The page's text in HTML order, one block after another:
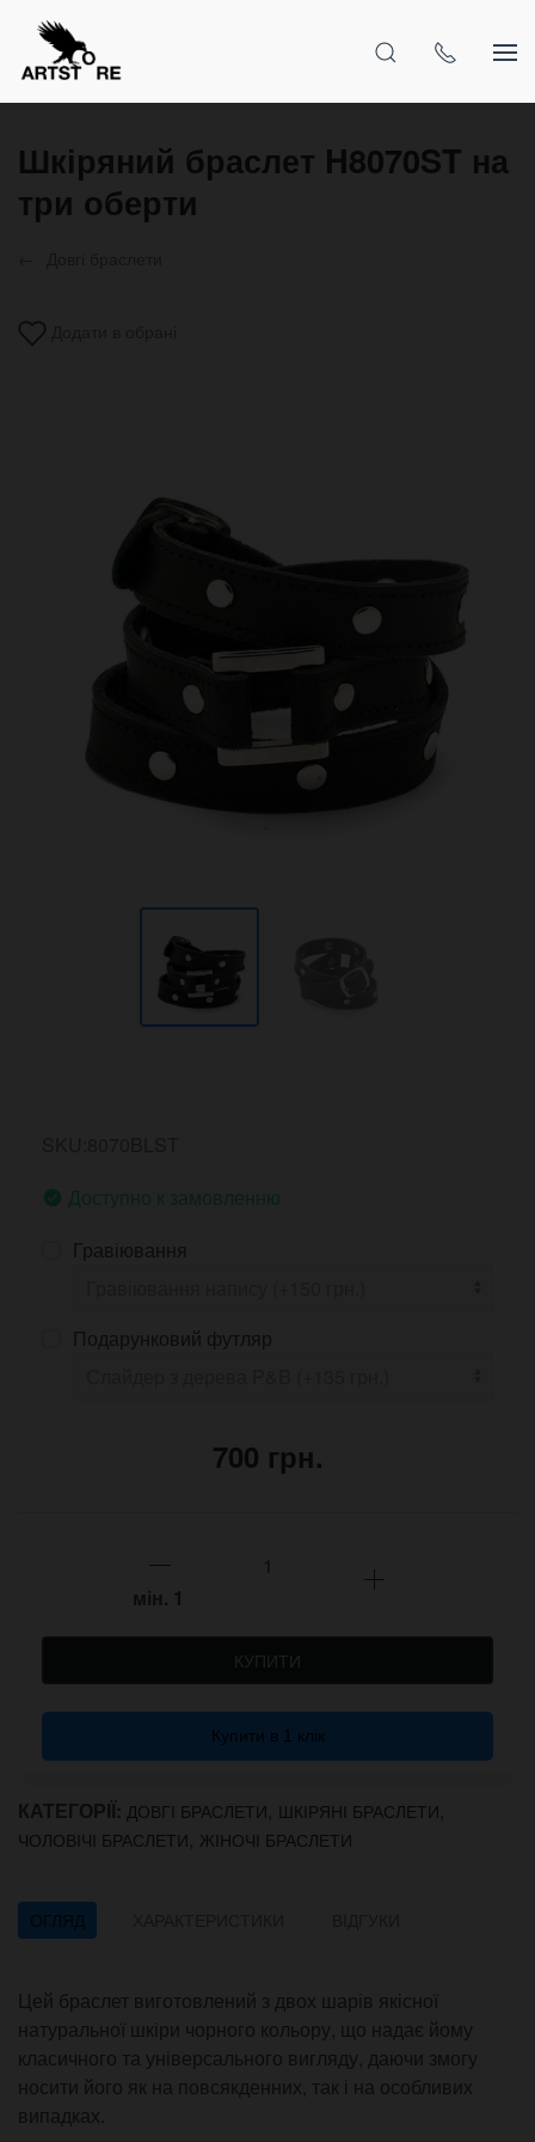
Шкіряний браслет H8070ST на
три оберти
Доступно к замовленню
Гравіювання
Подарунковий футляр
700 грн.
мін. 1
КУПИТИ
Купити в 1 клік
КАТЕГОРІЇ: ДОВГІ БРАСЛЕТИ, ШКІРЯНІ БРАСЛЕТИ,
ЧОЛОВІЧІ БРАСЛЕТИ, ЖІНОЧІ БРАСЛЕТИ
ОГЛЯД
Цей браслет виготовлений з двох шарів якісної
натуральної шкіри чорного кольору, що надає йому
класичного та універсального вигляду, даючи змогу
носити його як на повсякденних, так і на особливих
випадках.